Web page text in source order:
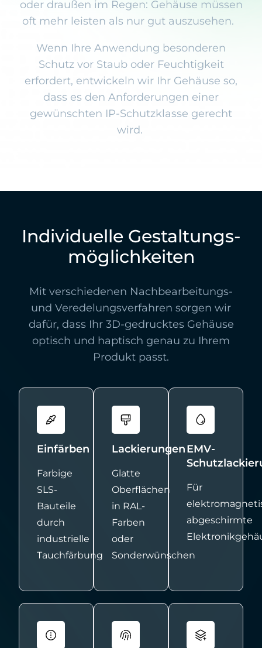
oder draußen im Regen: Gehäuse müssen
oft mehr leisten als nur gut auszusehen.
Wenn Ihre Anwendung besonderen
Schutz vor Staub oder Feuchtigkeit
erfordert, entwickeln wir Ihr Gehäuse so,
dass es den Anforderungen einer
gewünschten IP-Schutzklasse gerecht
wird.
Individuelle Gestaltungs-
möglichkeiten
Mit verschiedenen Nachbearbeitungs-
und Veredelungsverfahren sorgen wir
dafür, dass Ihr 3D-gedrucktes Gehäuse
optisch und haptisch genau zu Ihrem
Produkt passt.
Einfärben
Farbige
SLS-
Bauteile
durch
industrielle
Tauchfärbung
Lackierungen
Glatte
Oberflächen
in RAL-
Farben
oder
Sonderwünschen
EMV-
Für
abgeschirmte